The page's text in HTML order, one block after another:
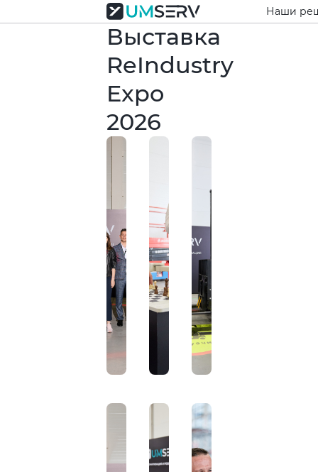
Наши
Выставка
ReIndustry
Expo
2026